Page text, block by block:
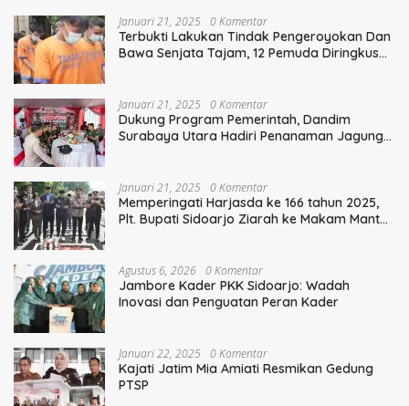
Januari 21, 2025 0 Komentar
Terbukti Lakukan Tindak Pengeroyokan Dan
Bawa Senjata Tajam, 12 Pemuda Diringkus
Januari 21, 2025 0 Komentar
Dukung Program Pemerintah, Dandim
Surabaya Utara Hadiri Penanaman Jagung
Januari 21, 2025 0 Komentar
Memperingati Harjasda ke 166 tahun 2025,
Plt. Bupati Sidoarjo Ziarah ke Makam Mantan
Agustus 6, 2026 0 Komentar
Jambore Kader PKK Sidoarjo: Wadah
Inovasi dan Penguatan Peran Kader
Januari 22, 2025 0 Komentar
Kajati Jatim Mia Amiati Resmikan Gedung
PTSP